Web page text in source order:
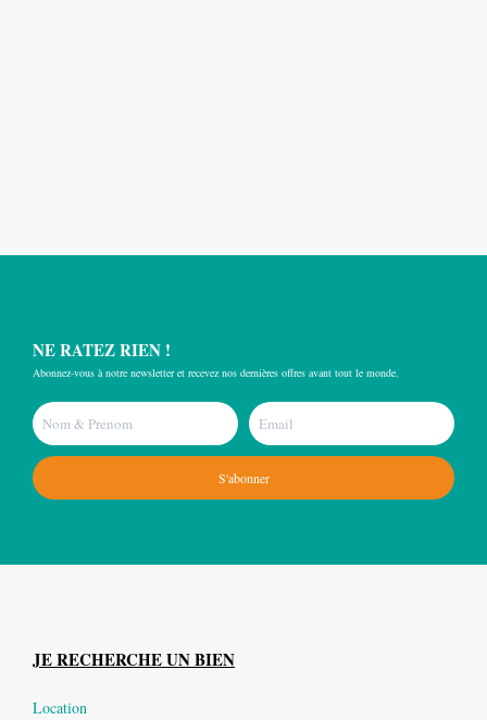
NE RATEZ RIEN !
Abonnez-vous à notre newsletter et recevez nos dernières offres avant tout le monde.
S'abonner
JE RECHERCHE UN BIEN
Location